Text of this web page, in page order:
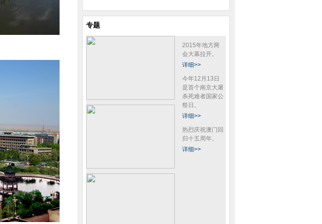
专题
2015年地方两
会大幕拉开。
详细>>
今年12月13日
是首个南京大屠
杀死难者国家公
祭日。
详细>>
热烈庆祝澳门回
归十五周年。
详细>>